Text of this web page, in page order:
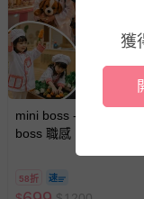
mini boss - 『展期票』
boss 職感 RPG 模擬
A11 】2026/7/10-8/30
換，依現場梯次安排入
58折
獲